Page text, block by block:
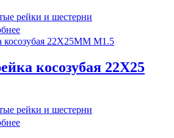
рейки и шестерни
косозубая 22X25
рейки и шестерни